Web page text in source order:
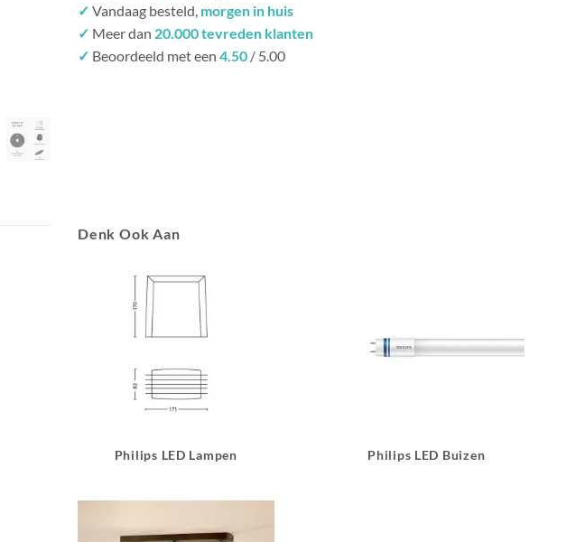
✓ Vandaag besteld, morgen in huis
✓ Meer dan 20.000 tevreden klanten
✓ Beoordeeld met een 4.50 / 5.00
Denk Ook Aan
Philips LED Lampen Philips LED Buizen